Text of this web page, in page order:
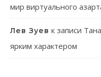
мир виртуального
Лев Зуев к записи
ярким характером